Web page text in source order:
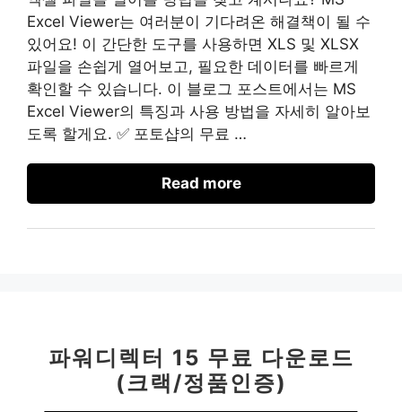
Excel Viewer는 여러분이 기다려온 해결책이 될 수
있어요! 이 간단한 도구를 사용하면 XLS 및 XLSX
파일을 손쉽게 열어보고, 필요한 데이터를 빠르게
확인할 수 있습니다. 이 블로그 포스트에서는 MS
Excel Viewer의 특징과 사용 방법을 자세히 알아보
도록 할게요. ✅ 포토샵의 무료 …
Read more
파워디렉터 15 무료 다운로드
(크랙/정품인증)